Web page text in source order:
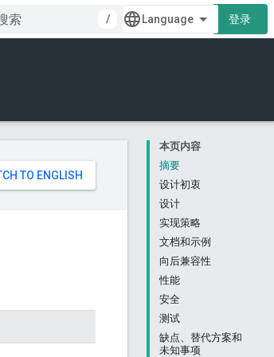
/
登录
本页内容
摘要
设计初衷
设计
实现策略
文档和示例
向后兼容性
性能
安全
测试
缺点、替代方案和
未知事项